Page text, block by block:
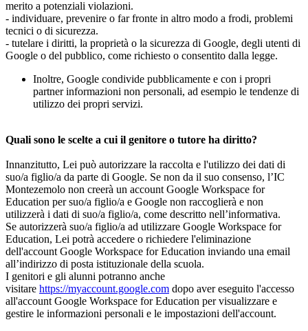
merito a potenziali violazioni.
- individuare, prevenire o far fronte in altro modo a frodi, problemi
tecnici o di sicurezza.
- tutelare i diritti, la proprietà o la sicurezza di Google, degli utenti di
Google o del pubblico, come richiesto o consentito dalla legge.
Inoltre, Google condivide pubblicamente e con i propri
partner informazioni non personali, ad esempio le tendenze di
utilizzo dei propri servizi.
Quali sono le scelte a cui il genitore o tutore ha diritto?
Innanzitutto, Lei può autorizzare la raccolta e l'utilizzo dei dati di
suo/a figlio/a da parte di Google. Se non da il suo consenso, l’IC
Montezemolo non creerà un account Google Workspace for
Education per suo/a figlio/a e Google non raccoglierà e non
utilizzerà i dati di suo/a figlio/a, come descritto nell’informativa.
Se autorizzerà suo/a figlio/a ad utilizzare Google Workspace for
Education, Lei potrà accedere o richiedere l'eliminazione
dell'account Google Workspace for Education inviando una email
all’indirizzo di posta istituzionale della scuola.
I genitori e gli alunni potranno anche
visitare https://myaccount.google.com dopo aver eseguito l'accesso
all'account Google Workspace for Education per visualizzare e
gestire le informazioni personali e le impostazioni dell'account.